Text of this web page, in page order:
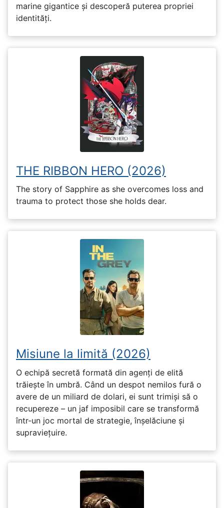
marine gigantice și descoperă puterea propriei
identități.
THE RIBBON HERO (2026)
The story of Sapphire as she overcomes loss and
trauma to protect those she holds dear.
Misiune la limită (2026)
O echipă secretă formată din agenți de elită
trăiește în umbră. Când un despot nemilos fură o
avere de un miliard de dolari, ei sunt trimiși să o
recupereze – un jaf imposibil care se transformă
într-un joc mortal de strategie, înșelăciune și
supraviețuire.